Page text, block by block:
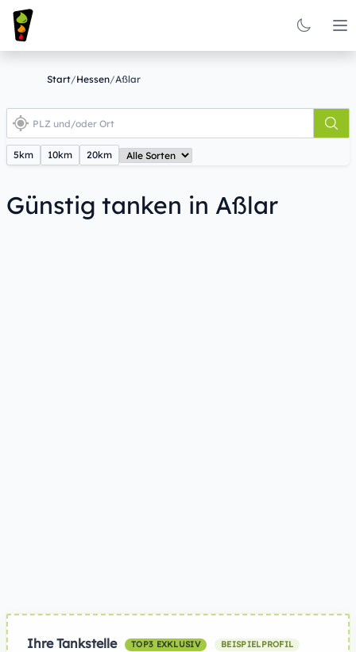
Start/Hessen/Aßlar
5km 10km 20km
Günstig tanken in Aßlar
Ihre Tankstelle TOP3 EXKLUSIV BEISPIELPROFIL